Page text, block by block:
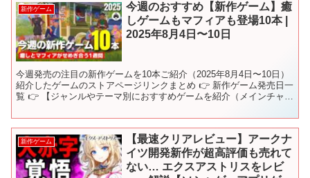
新作ゲーム
今週のおすすめ【新作ゲーム】癒
しゲームもマフィアも登場10本 |
2025年8月4日〜10日
今週発売の注目の新作ゲームを10本ご紹介（2025年8月4日〜10日）
紹介したゲームのストアページリンクまとめ 👉 新作ゲーム発売日一
覧 👉 【ジャンルやテーマ別におすすめゲームを紹介（メインチャン
新作ゲーム
【最速クリアレビュー】アークナ
イツ開発新作が超高評価も売れて
ない… エクスアストリスをレビ